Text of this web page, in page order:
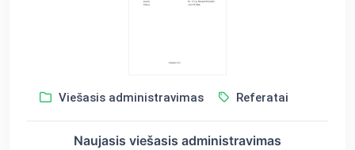
Viešasis administravimas Referatai
Naujasis viešasis administravimas